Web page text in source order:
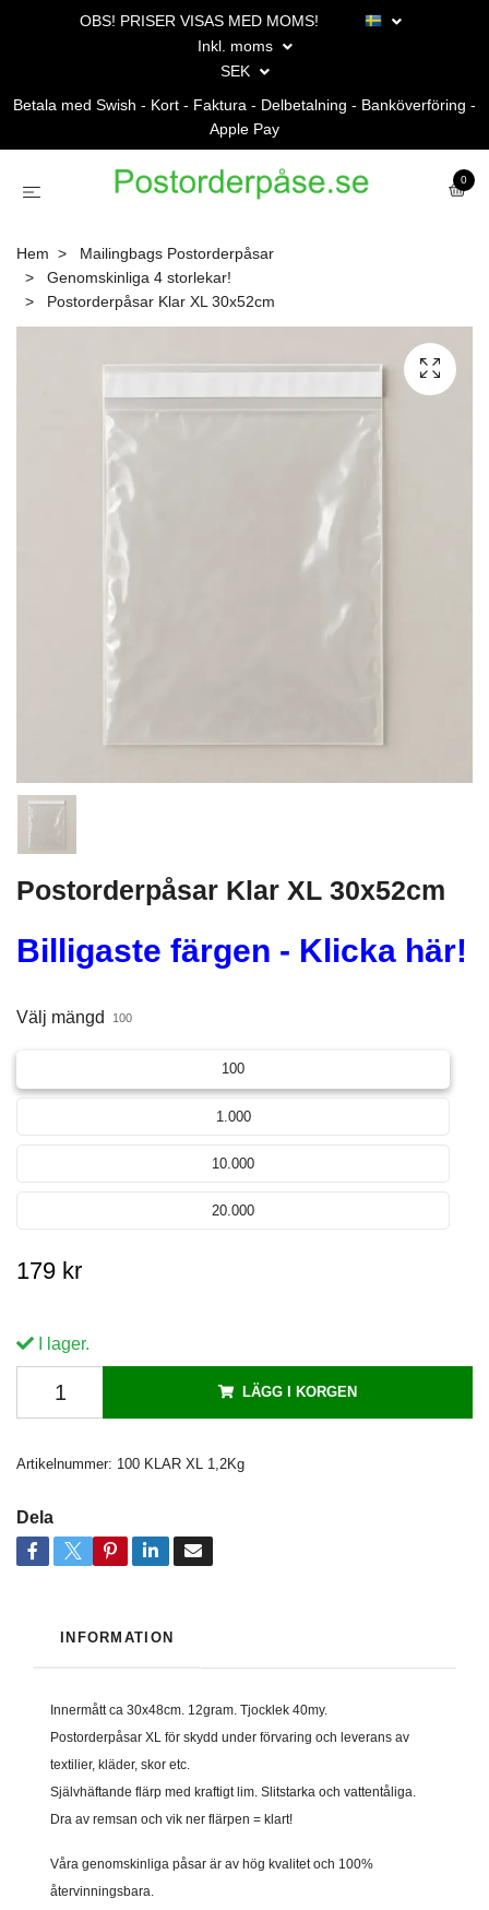
OBS! PRISER VISAS MED MOMS!
Inkl. moms
SEK
Betala med Swish - Kort - Faktura - Delbetalning - Banköverföring -
Apple Pay
0
Hem
Mailingbags Postorderpåsar
Genomskinliga 4 storlekar!
Postorderpåsar Klar XL 30x52cm
Postorderpåsar Klar XL 30x52cm
Billigaste färgen - Klicka här!
Välj mängd 100
100
1.000
10.000
20.000
179 kr
I lager.
LÄGG I KORGEN
Artikelnummer: 100 KLAR XL 1,2Kg
Dela
INFORMATION
Innermått ca 30x48cm. 12gram. Tjocklek 40my.
Postorderpåsar XL för skydd under förvaring och leverans av
textilier, kläder, skor etc.
Självhäftande flärp med kraftigt lim. Slitstarka och vattentåliga.
Dra av remsan och vik ner flärpen = klart!
Våra genomskinliga påsar är av hög kvalitet och 100%
återvinningsbara.